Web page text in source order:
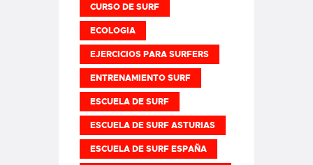
CURSO DE SURF
ECOLOGIA
EJERCICIOS PARA SURFERS
ENTRENAMIENTO SURF
ESCUELA DE SURF
ESCUELA DE SURF ASTURIAS
ESCUELA DE SURF ESPAÑA